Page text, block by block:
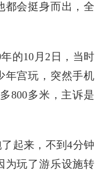
都会挺身而出，全
的10月2日，当时
年宫玩，突然手机
800多米，主诉是
起来，不到4分钟
为玩了游乐设施转